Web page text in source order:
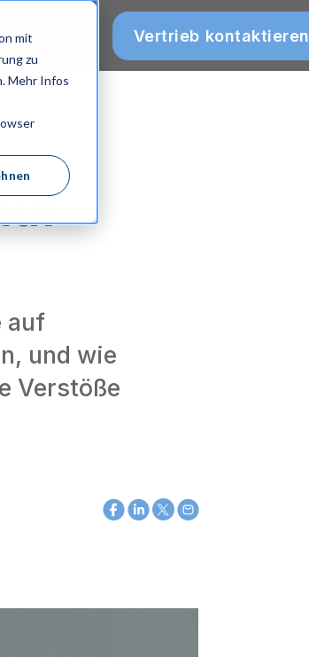
mit
zu
Mehr Infos
Anmelden Vertrieb kontaktieren
auf
und wie
Verstöße